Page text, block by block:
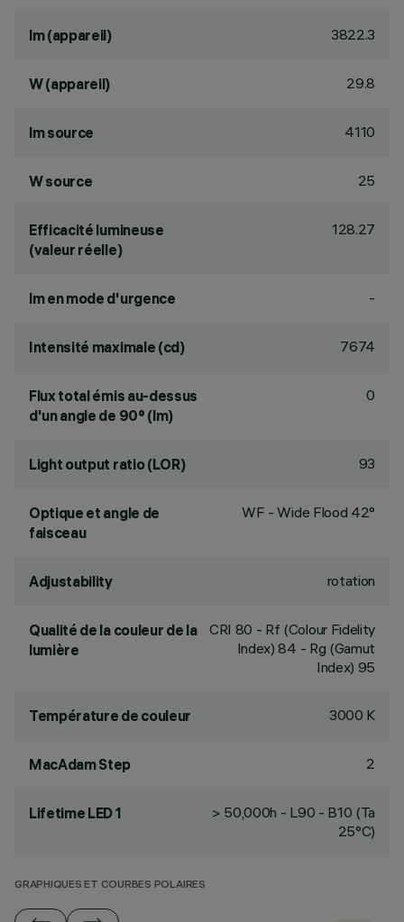
lm (appareil) 3822.3
W (appareil) 29.8
lm source 4110
W source 25
Efficacité lumineuse
(valeur réelle)
128.27
lm en mode d'urgence -
Intensité maximale (cd) 7674
Flux total émis au-dessus
d'un angle de 90° (lm)
0
Light output ratio (LOR) 93
Optique et angle de
faisceau
WF - Wide Flood 42°
Adjustability rotation
Qualité de la couleur de la
lumière
CRI 80 - Rf (Colour Fidelity
Index) 84 - Rg (Gamut
Index) 95
Température de couleur 3000 K
MacAdam Step 2
Lifetime LED 1
> 50,000h - L90 - B10 (Ta
25°C)
GRAPHIQUES ET COURBES POLAIRES